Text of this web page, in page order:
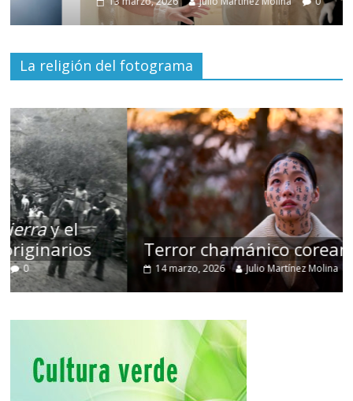
La religión del fotograma
Terror chamánico coreano
14 marzo, 2026 Julio Martínez Molina 0